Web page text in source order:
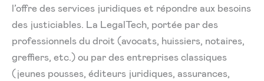
l’offre des services juridiques et répondre aux besoins
des justiciables. La LegalTech, portée par des
professionnels du droit (avocats, huissiers, notaires,
greffiers, etc.) ou par des entreprises classiques
(jeunes pousses, éditeurs juridiques, assurances,